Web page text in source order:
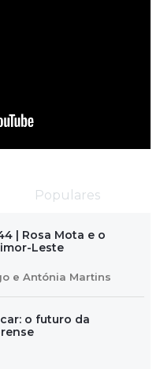
Populares
| Rosa Mota e o
Leste
e Antónia Martins
o futuro da